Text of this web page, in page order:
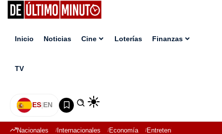
Inicio Noticias Cine Loterías Finanzas
TV
ES|EN
Nacionales Internacionales Economía Entretenimiento